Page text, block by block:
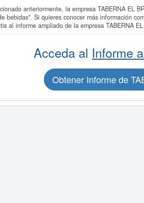
anteriormente, la empresa TABERNA EL
bebidas". Si quieres conocer más información
al informe ampliado de la empresa TABERNA
Acceda al Informe
Obtener Informe de